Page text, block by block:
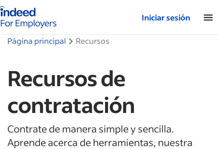
de inicio de Indeed: para empresas
Iniciar sesión
Página principal Recursos
Recursos de
contratación
Contrate de manera simple y sencilla.
Aprende acerca de herramientas, nuestra